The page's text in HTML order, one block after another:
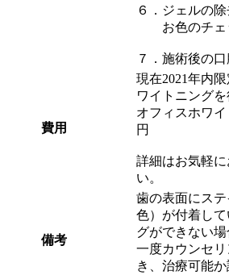
６．ジェルの
お色のチェ
７．施術後の
費用
現在2021年内
ワイトニングを
オフィスホワ
円
詳細はお気軽
い。
備考
歯の表面にス
色）が付着し
グができない場
一度カウンセ
き、治療可能